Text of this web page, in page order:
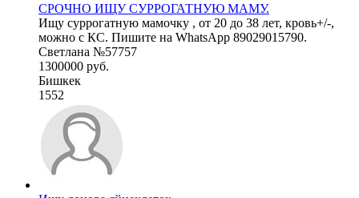
СРОЧНО ИЩУ СУРРОГАТНУЮ МАМУ.
Ищу суррогатную мамочку , от 20 до 38 лет, кровь+/-,
можно с КС. Пишите на WhatsApp 89029015790.
Светлана №57757
1300000 руб.
Бишкек
1552